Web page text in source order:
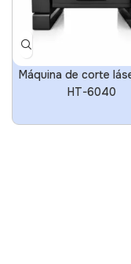
Máquina de corte
HT-6040